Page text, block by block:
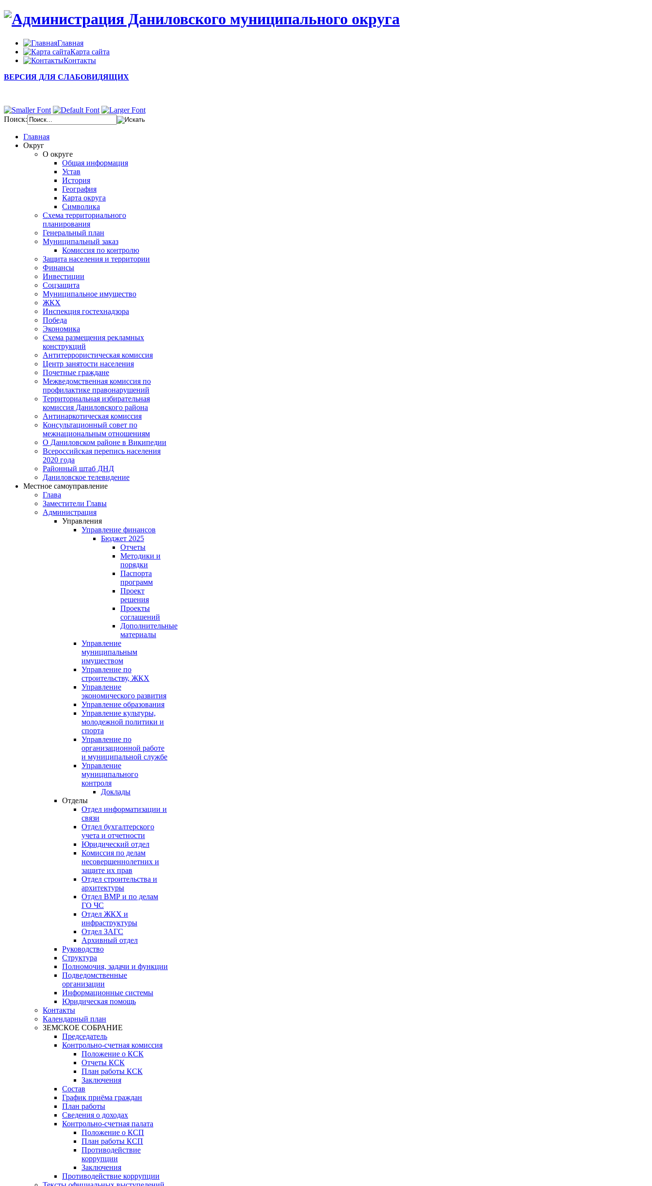
Главная
Карта сайта
Контакты
ВЕРСИЯ ДЛЯ СЛАБОВИДЯЩИХ
Поиск:
Главная
Округ
О округе
Общая информация
Устав
История
География
Карта округа
Символика
Схема территориального
планирования
Генеральный план
Муниципальный заказ
Комиссия по контролю
Защита населения и территории
Финансы
Инвестиции
Соцзащита
Муниципальное имущество
ЖКХ
Инспекция гостехнадзора
Победа
Экономика
Схема размещения рекламных
конструкций
Антитеррористическая комиссия
Центр занятости населения
Почетные граждане
Межведомственная комиссия по
профилактике правонарушений
Территориальная избирательная
комиссия Даниловского района
Антинаркотическая комиссия
Консультационный совет по
межнациональным отношениям
О Даниловском районе в Википедии
Всероссийская перепись населения
2020 года
Районный штаб ДНД
Даниловское телевидение
Местное самоуправление
Глава
Заместители Главы
Администрация
Управления
Управление финансов
Бюджет 2025
Отчеты
Методики и
порядки
Паспорта
программ
Проект
решения
Проекты
соглашений
Дополнительные
материалы
Управление
муниципальным
имуществом
Управление по
строительству, ЖКХ
Управление
экономического развития
Управление образования
Управление культуры,
молодежной политики и
спорта
Управление по
организационной работе
и муниципальной службе
Управление
муниципального
контроля
Доклады
Отделы
Отдел информатизации и
связи
Отдел бухгалтерского
учета и отчетности
Юридический отдел
Комиссия по делам
несовершеннолетних и
защите их прав
Отдел строительства и
архитектуры
Отдел ВМР и по делам
ГО ЧС
Отдел ЖКХ и
инфраструктуры
Отдел ЗАГС
Архивный отдел
Руководство
Структура
Полномочия, задачи и функции
Подведомственные
организации
Информационные системы
Юридическая помощь
Контакты
Календарный план
ЗЕМСКОЕ СОБРАНИЕ
Председатель
Контрольно-счетная комиссия
Положение о КСК
Отчеты КСК
План работы КСК
Заключения
Состав
График приёма граждан
План работы
Сведения о доходах
Контрольно-счетная палата
Положение о КСП
План работы КСП
Противодействие
коррупции
Заключения
Противодействие коррупции